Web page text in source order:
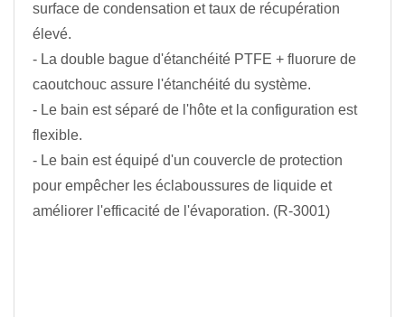
surface de condensation et taux de récupération
élevé.
- La double bague d'étanchéité PTFE + fluorure de
caoutchouc assure l'étanchéité du système.
- Le bain est séparé de l'hôte et la configuration est
flexible.
- Le bain est équipé d'un couvercle de protection
pour empêcher les éclaboussures de liquide et
améliorer l'efficacité de l'évaporation. (R-3001)